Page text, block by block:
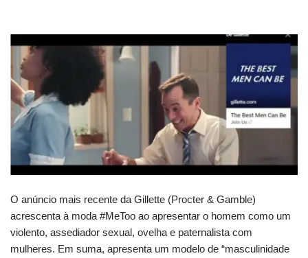
O anúncio mais recente da Gillette (Procter & Gamble)
acrescenta à moda #MeToo ao apresentar o homem como um
violento, assediador sexual, ovelha e paternalista com
mulheres. Em suma, apresenta um modelo de “masculinidade